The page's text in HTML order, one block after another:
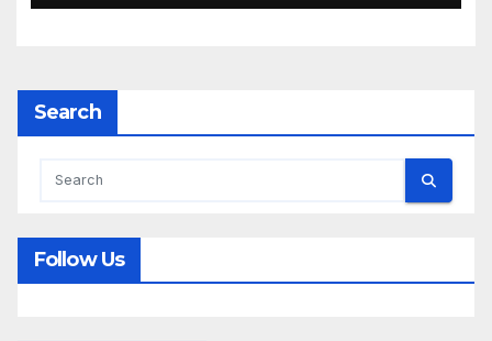
Search
Follow Us